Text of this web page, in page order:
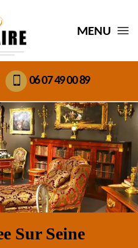
MENU
06 07 49 00 89
Sur Seine